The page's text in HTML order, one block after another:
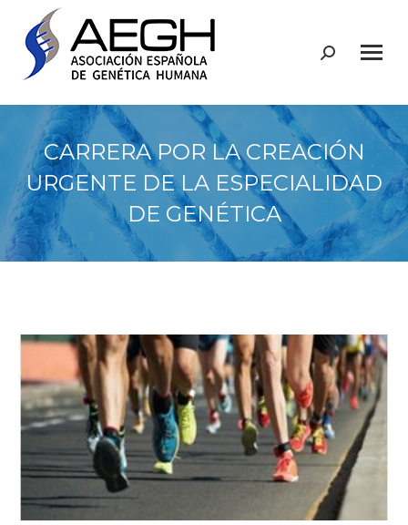
Buscar:
CARRERA POR LA CREACIÓN
URGENTE DE LA ESPECIALIDAD
DE GENÉTICA